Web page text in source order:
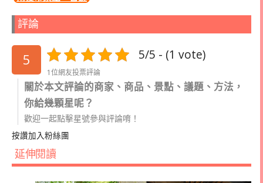
評論
5 5/5 - (1 vote)
1位網友投票評論
關於本文評論的商家、商品、景點、議題、方法，
你給幾顆星呢？
歡迎一起點擊星號參與評論唷！
按讚加入粉絲團
延伸閱讀